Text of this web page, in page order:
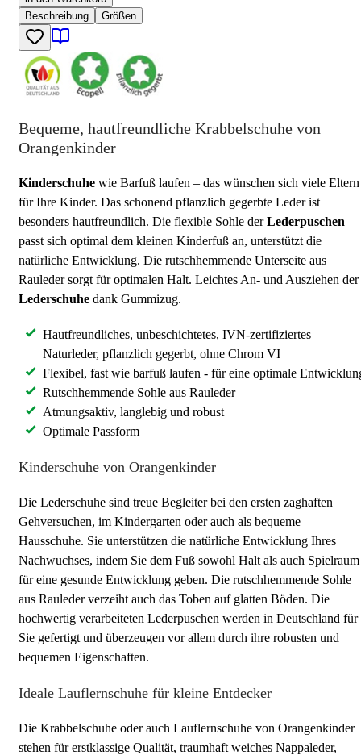
Beschreibung
Größen
Bequeme, hautfreundliche Krabbelschuhe von
Orangenkinder
Kinderschuhe wie Barfuß laufen – das wünschen sich viele Eltern
für Ihre Kinder. Das schonend pflanzlich gegerbte Leder ist
besonders hautfreundlich. Die flexible Sohle derLederpuschen
passt sich optimal dem kleinen Kinderfuß an, unterstützt die
natürliche Entwicklung. Die rutschhemmende Unterseite aus
Rauleder sorgt für optimalen Halt. Leichtes An- und Ausziehen der
Lederschuhe dank Gummizug.
Hautfreundliches, unbeschichtetes, IVN-zertifiziertes
Naturleder, pflanzlich gegerbt, ohne Chrom VI
Flexibel, fast wie barfuß laufen - für eine optimale
Rutschhemmende Sohle aus Rauleder
Atmungsaktiv, langlebig und robust
Optimale Passform
Kinderschuhe von Orangenkinder
Die Lederschuhe sind treue Begleiter bei den ersten zaghaften
Gehversuchen, im Kindergarten oder auch als bequeme
Hausschuhe. Sie unterstützen die natürliche Entwicklung Ihres
Nachwuchses, indem Sie dem Fuß sowohl Halt als auch Spielraum
für eine gesunde Entwicklung geben. Die rutschhemmende Sohle
aus Rauleder verzeiht auch das Toben auf glatten Böden. Die
hochwertig verarbeiteten Lederpuschen werden in Deutschland für
Sie gefertigt und überzeugen vor allem durch ihre robusten und
bequemen Eigenschaften.
Ideale Lauflernschuhe für kleine Entdecker
Die Krabbelschuhe oder auch Lauflernschuhe von Orangenkinder
stehen für erstklassige Qualität, traumhaft weiches Nappaleder,